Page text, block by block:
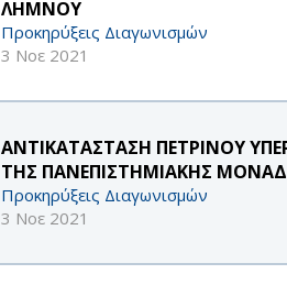
ΛΗΜΝΟΥ
Προκηρύξεις Διαγωνισμών
3 Νοε 2021
ΑΝΤΙΚΑΤΑΣΤΑΣΗ ΠΕΤΡΙΝΟΥ
ΤΗΣ ΠΑΝΕΠΙΣΤΗΜΙΑΚΗΣ
Προκηρύξεις Διαγωνισμών
3 Νοε 2021